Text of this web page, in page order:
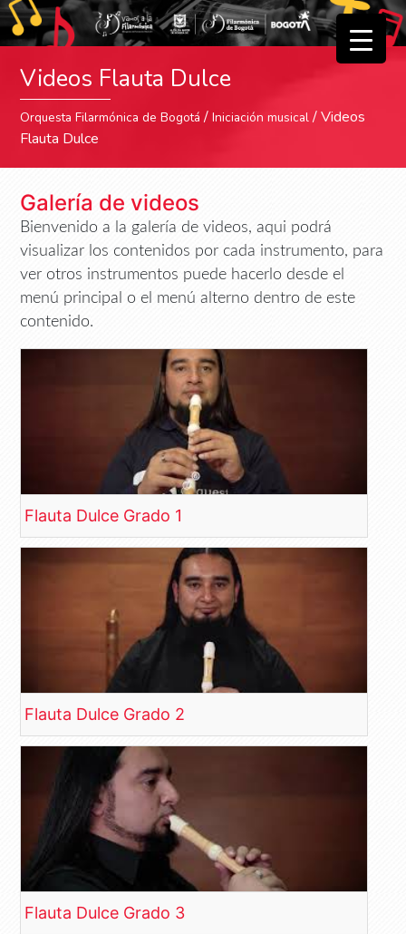
Videos Flauta Dulce
Orquesta Filarmónica de Bogotá /Iniciación musical / Videos
Flauta Dulce
Galería de videos
Bienvenido a la galería de videos, aqui podrá
visualizar los contenidos por cada instrumento, para
ver otros instrumentos puede hacerlo desde el
menú principal o el menú alterno dentro de este
contenido.
Flauta Dulce Grado 1
Flauta Dulce Grado 2
Flauta Dulce Grado 3